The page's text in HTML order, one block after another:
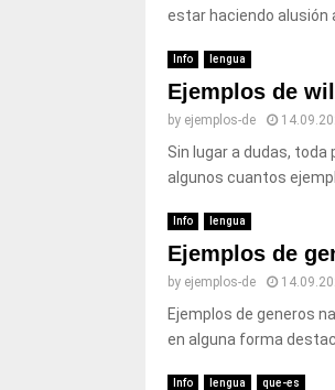
estar haciendo alusión a
Info lengua
Ejemplos de
by ejemplos-de
Sin lugar a dudas,
algunos cuantos
Info lengua
Ejemplos de
by ejemplos-de
Ejemplos de generos
en alguna forma
Info lengua que-es